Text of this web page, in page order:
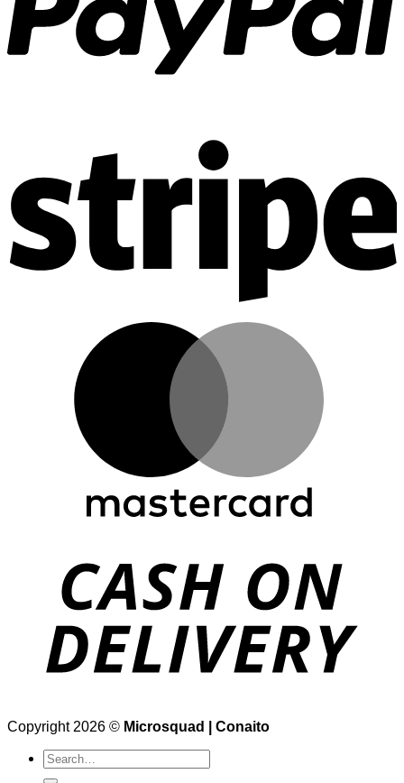
Copyright 2026 © Microsquad | Conaito
Search
for: